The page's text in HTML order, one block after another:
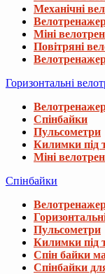
Механічні
Міні
Повітряні
Горизонтальні
Спінбайки
Пульсометри
Килимки під
Міні
Спінбайки
Пульсометри
Килимки під
Спін байки
Спінбайки